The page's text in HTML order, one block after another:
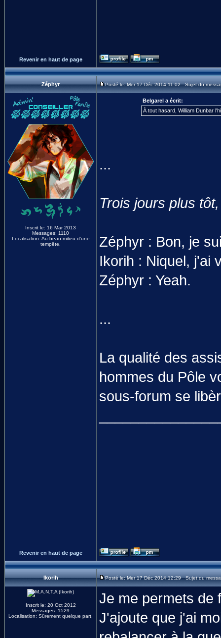
Revenir en haut de page
Zéphyr Posté le: Mer 17 Déc 2014 11:02 Sujet du
Inscrit le: 16 Mar 2013
Messages: 1110
Localisation: Au beau milieu d'une
tempête.
Belgarel a écrit:
À tout hasard, William Dunbar
...
Trois jours plus
Zéphyr : Bon, je
Ikorih : Niquel, j'ai
Zéphyr : Yeah.
...
La qualité des
hommes du Pôle
sous-forum se
Revenir en haut de page
Ikorih Posté le: Mer 17 Déc 2014 12:29 Sujet du
Inscrit le: 20 Oct 2012
Messages: 1529
Localisation: Sûrement quelque part.
Je me permets de
J'ajoute que j'ai